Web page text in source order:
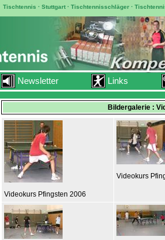
Tischtennis · Stuttgart· Tischtennisschläger·
Newsletter Links
Bildergalerie :
Videokurs Pfingsten 2006
Videokurs